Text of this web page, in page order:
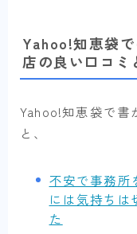
Yahoo!知恵袋
店の良い口コミ
Yahoo!知恵袋で書
と、
不安で事務所
には気持ちは
た